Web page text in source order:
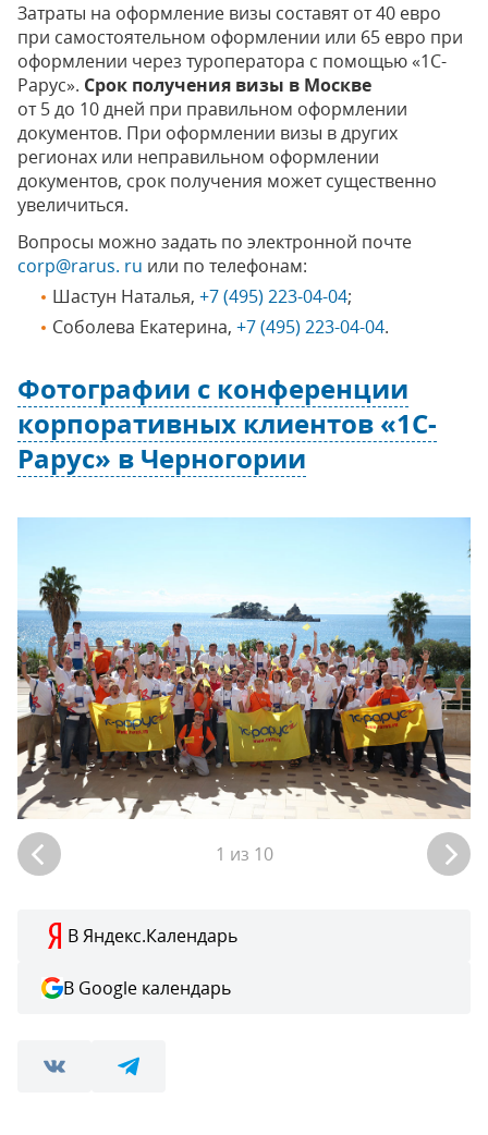
Затраты на оформление визы составят от 40 евро
при самостоятельном оформлении или 65 евро при
оформлении через туроператора с помощью «1С-
Рарус». Срок получения визы в Москве
от 5 до 10 дней при правильном оформлении
документов. При оформлении визы в других
регионах или неправильном оформлении
документов, срок получения может существенно
увеличиться.
Вопросы можно задать по электронной почте
corp@rarus. ru или по телефонам:
Шастун Наталья, +7 (495) 223-04-04;
Соболева Екатерина, +7 (495) 223-04-04.
Фотографии с конференции
корпоративных клиентов «1С-
Рарус» в Черногории
1 из 10
В Яндекс.Календарь
В Google календарь